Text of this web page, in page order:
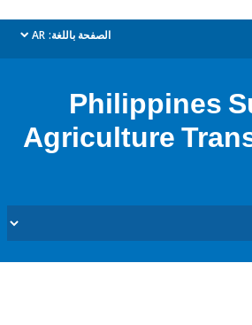
الصفحة باللغة: AR
dropdown
Agriculture